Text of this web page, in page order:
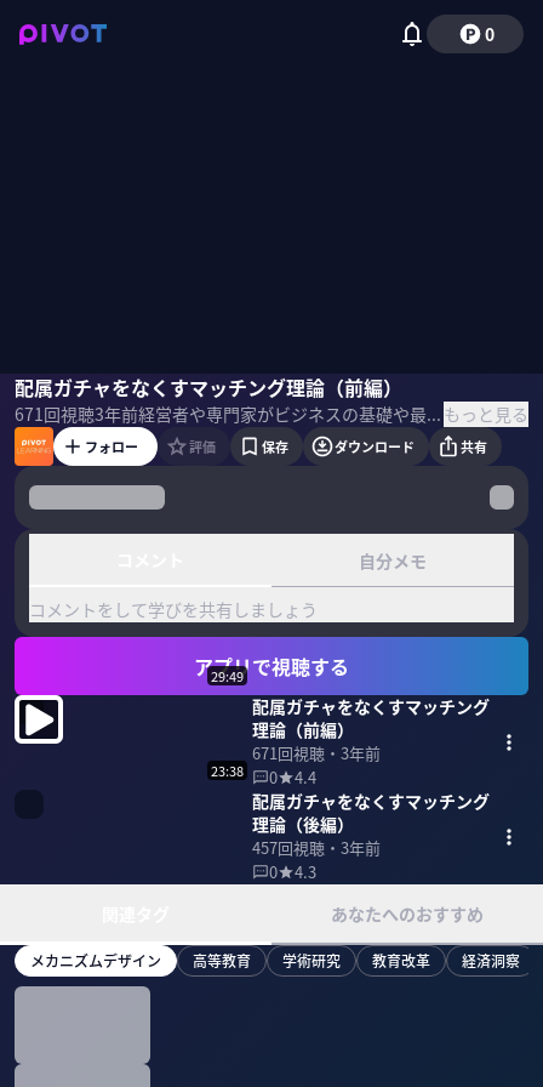
0
配属ガチャをなくすマッチング理論（前編）
671回視聴3年前 経営者や専門家がビジネスの基礎や最新テーマを教える「PIVOT LEARNING」。東京大学教授の小島武仁氏にマッチング理論について聞いた。 ＜ゲスト＞ 小島武仁｜東京大学教授 東京大学経済学部を卒業生総代で卒業。最優秀卒業論文に与えられる大内兵衛賞を受賞する。卒業後はハーバード大学へ進学し、博士号を取得。2009年にスタンフォード大学助教となり、2019年にスタンフォード大学教授となる。2020年より東京大学教授、東京大学マーケットデザインセンター所長に就任。 ＜目次＞ もっと見る
小島武仁国山ハセン
フォロー 評価 保存 ダウンロード 共有
自分メモ
コメントをして学びを共有しましょう
アプリで視聴する
29:49
配属ガチャをなくすマッチング
理論（前編）
671回視聴・ 3年前
0
4.4
23:38
配属ガチャをなくすマッチング
理論（後編）
457回視聴・ 3年前
0
4.3
あなたへのおすすめ
メカニズムデザイン 高等教育 学術研究 教育改革 経済洞察